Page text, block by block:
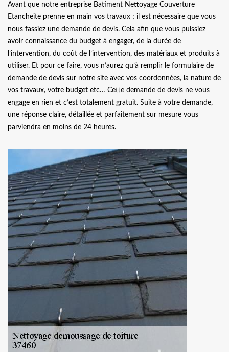
Avant que notre entreprise Batiment Nettoyage Couverture
Etancheite prenne en main vos travaux ; il est nécessaire que vous
nous fassiez une demande de devis. Cela afin que vous puissiez
avoir connaissance du budget à engager, de la durée de
l’intervention, du coût de l’intervention, des matériaux et produits à
utiliser. Et pour ce faire, vous n’aurez qu’à remplir le formulaire de
demande de devis sur notre site avec vos coordonnées, la nature de
vos travaux, votre budget etc… Cette demande de devis ne vous
engage en rien et c’est totalement gratuit. Suite à votre demande,
une réponse claire, détaillée et parfaitement sur mesure vous
parviendra en moins de 24 heures.